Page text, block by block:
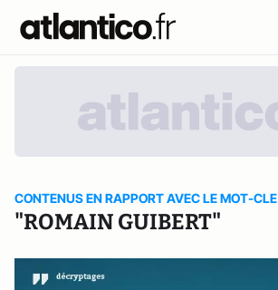
CONTENUS EN RAPPORT AVEC LE MOT-CLE
"ROMAIN GUIBERT"